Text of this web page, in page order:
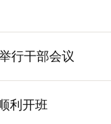
行干部会议
利开班